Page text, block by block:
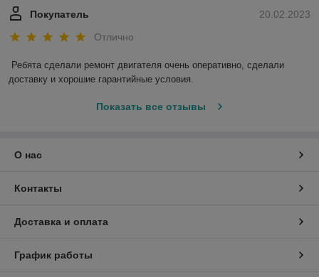
20.02.2023
Покупатель
Отлично
Ребята сделали ремонт двигателя очень оперативно, сделали
доставку и хорошие гарантийные условия.
Показать все отзывы
О нас
Контакты
Доставка и оплата
График работы